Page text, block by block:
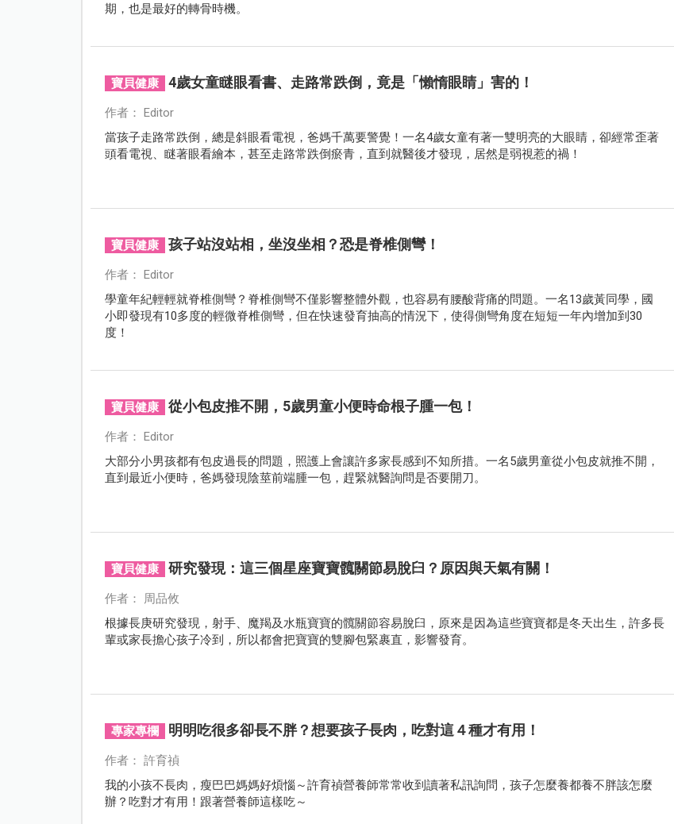
期，也是最好的轉骨時機。
寶貝健康 4歲女童瞇眼看書、走路常跌倒，竟是「懶惰眼睛」害的！
作者： Editor
當孩子走路常跌倒，總是斜眼看電視，爸媽千萬要警覺！一名4歲女童有著一雙明亮的大眼睛，卻經常歪著
頭看電視、瞇著眼看繪本，甚至走路常跌倒瘀青，直到就醫後才發現，居然是弱視惹的禍！
寶貝健康 孩子站沒站相，坐沒坐相？恐是脊椎側彎！
作者： Editor
學童年紀輕輕就脊椎側彎？脊椎側彎不僅影響整體外觀，也容易有腰酸背痛的問題。一名13歲黃同學，國
小即發現有10多度的輕微脊椎側彎，但在快速發育抽高的情況下，使得側彎角度在短短一年內增加到30
度！
寶貝健康 從小包皮推不開，5歲男童小便時命根子腫一包！
作者： Editor
大部分小男孩都有包皮過長的問題，照護上會讓許多家長感到不知所措。一名5歲男童從小包皮就推不開，
直到最近小便時，爸媽發現陰莖前端腫一包，趕緊就醫詢問是否要開刀。
寶貝健康 研究發現：這三個星座寶寶髖關節易脫臼？原因與天氣有關！
作者： 周品攸
根據長庚研究發現，射手、魔羯及水瓶寶寶的髖關節容易脫臼，原來是因為這些寶寶都是冬天出生，許多長
輩或家長擔心孩子冷到，所以都會把寶寶的雙腳包緊裹直，影響發育。
專家專欄 明明吃很多卻長不胖？想要孩子長肉，吃對這４種才有用！
作者： 許育禎
我的小孩不長肉，瘦巴巴媽媽好煩惱～許育禎營養師常常收到讀著私訊詢問，孩子怎麼養都養不胖該怎麼
辦？吃對才有用！跟著營養師這樣吃～